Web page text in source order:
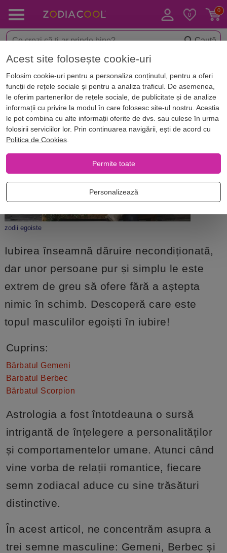
Caută
Acasă Blog Horoscop. Zodii
Horoscopul dragostei: ei sunt
bărbații cei mai egoiști în iubire
zodii egoiste
Iubirea înseamnă dăruire necondiționată,
dar unor persoane pur și simplu le este
extrem de greu să ofere fără a aștepta
nimic în schimb. Descoperă care este
topul masculilor egoiști în iubire!
Cuprins:
Bărbatul Gemeni
Barbatul Berbec
Bărbatul Scorpion
Astrologia a fost întotdeauna o sursă
intrigantă de înțelegere a personalităților
și comportamentelor umane. Atunci când
vine vorba de relații romantice, fiecare
semn zodiacal aduce cu sine trăsături
distinctive.
În acest articol, ne concentrăm asupra a
trei semne masculine: Gemeni, Berbec și
Acest site folosește cookie-uri
Folosim cookie-uri pentru a personaliza conținutul, pentru a oferi
funcții de rețele sociale și pentru a analiza traficul. De asemenea,
le oferim partenerilor de rețele sociale, de publicitate și de analize
informații cu privire la modul în care folosesc site-ul nostru. Aceștia
le pot combina cu alte informații oferite de dvs. sau culese în urma
folosirii serviciilor lor. Prin continuarea navigării, ești de acord cu
Politica de Cookies.
Permite toate
Personalizează